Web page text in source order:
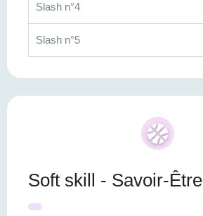
Slash n°4
Slash n°5
Soft skill - Savoir-Être